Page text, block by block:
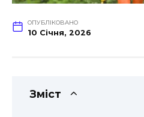
ОПУБЛІКОВАНО
10 Січня, 2026
Зміст